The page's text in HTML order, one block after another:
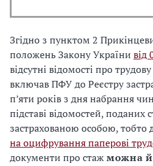
Згідно з пунктом 2
положень Закону України від
відсутні відомості про
включав ПФУ до Реєстру
п’яти років з дня набрання
підставі відомостей, поданих
застрахованою особою, тобто
на оцифрування паперові
документи про стажможна й